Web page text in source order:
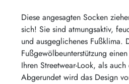
Diese angesagten Socken
sich! Sie sind atmungsaktiv,
und ausgeglichenes Fußklima.
Fußgewölbeunterstützung
Ihren Streetwear-Look, als
Abgerundet wird das Design